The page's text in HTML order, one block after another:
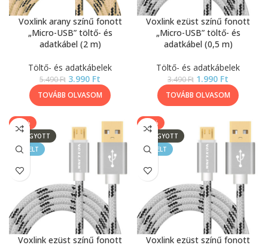
Voxlink arany színű fonott
„Micro-USB” töltő- és
adatkábel (2 m)
Töltő- és adatkábelek
5.490Ft 3.990 Ft
TOVÁBB OLVASOM
Voxlink ezüst színű fonott
„Micro-USB” töltő- és
adatkábel (0,5 m)
Töltő- és adatkábelek
3.490Ft 1.990 Ft
TOVÁBB OLVASOM
-33%
ELFOGYOTT
KIEMELT
Voxlink ezüst színű fonott
-27%
ELFOGYOTT
KIEMELT
Voxlink ezüst színű fonott